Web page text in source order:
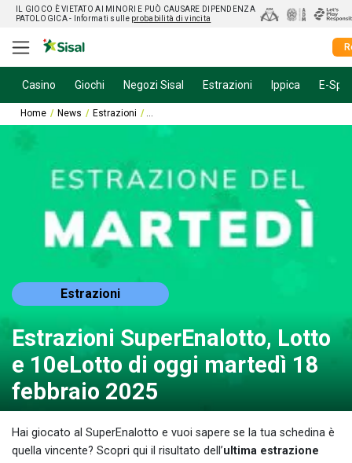
IL GIOCO È VIETATO AI MINORI E PUÒ CAUSARE DIPENDENZA
PATOLOGICA - Informati sulle probabilità di vincita
Casino Giochi Negozi Sisal Estrazioni Ippica E-
Home News Estrazioni Estrazioni SuperEnalotto, Lotto e 10eLotto di
Estrazioni
Estrazioni SuperEnalotto, Lotto
e 10eLotto di oggi martedì 18
febbraio 2025
Hai giocato al SuperEnalotto e vuoi sapere se la tua schedina è
quella vincente? Scopri qui il risultato dell’ultima estrazione